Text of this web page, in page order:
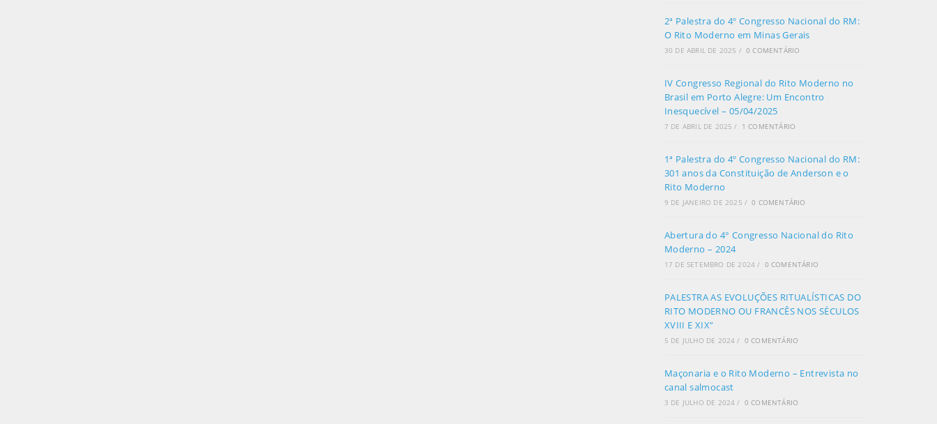
2ª Palestra do 4º Congresso Nacional do RM:
O Rito Moderno em Minas Gerais
30 DE ABRIL DE 2025 / 0 COMENTÁRIO
IV Congresso Regional do Rito Moderno no
Brasil em Porto Alegre: Um Encontro
Inesquecível – 05/04/2025
7 DE ABRIL DE 2025 / 1 COMENTÁRIO
1ª Palestra do 4º Congresso Nacional do RM:
301 anos da Constituição de Anderson e o
Rito Moderno
9 DE JANEIRO DE 2025 / 0 COMENTÁRIO
Abertura do 4° Congresso Nacional do Rito
Moderno – 2024
17 DE SETEMBRO DE 2024 / 0 COMENTÁRIO
PALESTRA AS EVOLUÇÕES RITUALÍSTICAS DO
RITO MODERNO OU FRANCÊS NOS SÉCULOS
XVIII E XIX”
5 DE JULHO DE 2024 / 0 COMENTÁRIO
Maçonaria e o Rito Moderno – Entrevista no
canal salmocast
3 DE JULHO DE 2024 / 0 COMENTÁRIO